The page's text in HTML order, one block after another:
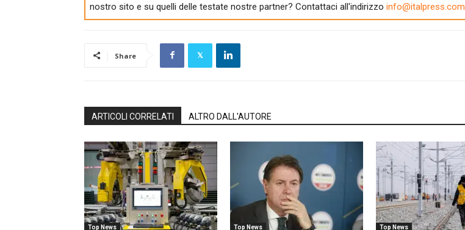
nostro sito e su quelli delle testate nostre partner? Contattaci all'indirizzo info@italpress.com
Share
ARTICOLI CORRELATI ALTRO DALL'AUTORE
Top News Top News Top News